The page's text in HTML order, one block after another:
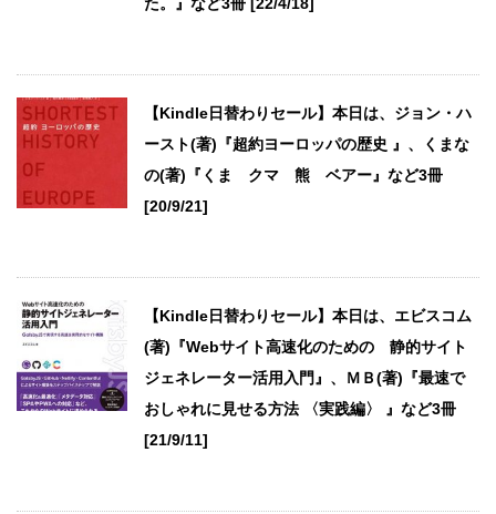
た。』など3冊 [22/4/18]
【Kindle日替わりセール】本日は、ジョン・ハ
ースト(著)『超約ヨーロッパの歴史 』、くまな
の(著)『くま クマ 熊 ベアー』など3冊
[20/9/21]
【Kindle日替わりセール】本日は、エビスコム
(著)『Webサイト高速化のための 静的サイト
ジェネレーター活用入門』、ＭＢ(著)『最速で
おしゃれに見せる方法 〈実践編〉 』など3冊
[21/9/11]